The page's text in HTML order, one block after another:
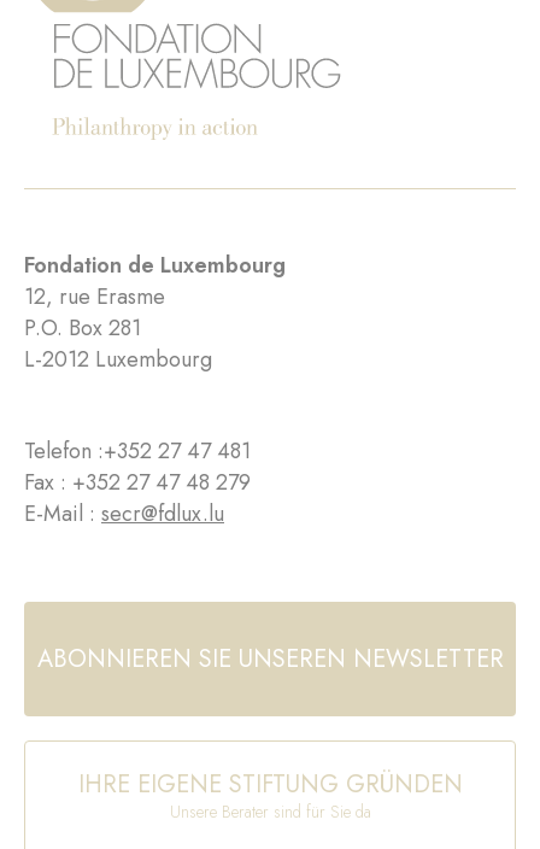
Fondation de Luxembourg
12, rue Erasme
P.O. Box 281
L-2012 Luxembourg
Telefon :+352 27 47 481
Fax : +352 27 47 48 279
E-Mail : secr@fdlux.lu
ABONNIEREN SIE UNSEREN NEWSLETTER
IHRE EIGENE STIFTUNG GRÜNDEN
Unsere Berater sind für Sie da